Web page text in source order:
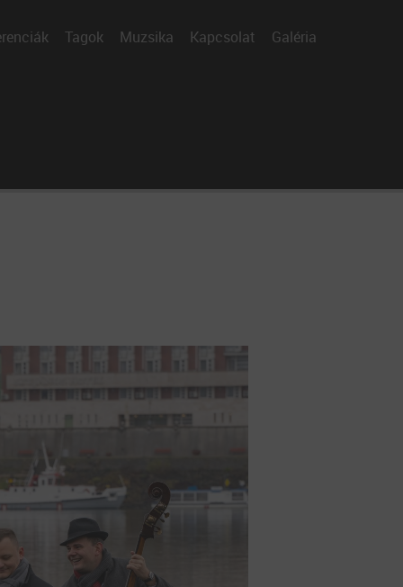
Tagok Muzsika Kapcsolat Galéria